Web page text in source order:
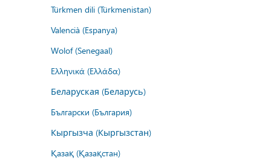
Türkmen dili (Türkmenistan)
Valencià (Espanya)
Wolof (Senegaal)
Ελληνικά (Ελλάδα)
Беларуская (Беларусь)
Български (България)
Кыргызча (Кыргызстан)
Қазақ (Қазақстан)